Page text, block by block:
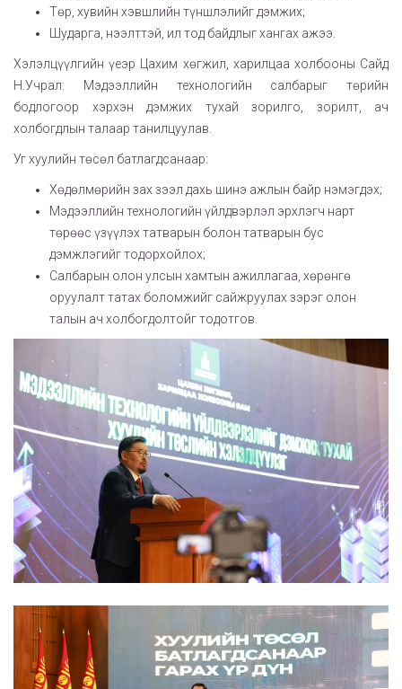
Төр, хувийн хэвшлийн түншлэлийг дэмжих;
Шударга, нээлттэй, ил тод байдлыг хангах ажээ.
Хэлэлцүүлгийн үеэр Цахим хөгжил, харилцаа холбооны Сайд
Н.Учрал: Мэдээллийн технологийн салбарыг төрийн
бодлогоор хэрхэн дэмжих тухай зорилго, зорилт, ач
холбогдлын талаар танилцуулав.
Уг хуулийн төсөл батлагдсанаар:
Хөдөлмөрийн зах зээл дахь шинэ ажлын байр нэмэгдэх;
Мэдээллийн технологийн үйлдвэрлэл эрхлэгч нарт
төрөөс үзүүлэх татварын болон татварын бус
дэмжлэгийг тодорхойлох;
Салбарын олон улсын хамтын ажиллагаа, хөрөнгө
оруулалт татах боломжийг сайжруулах зэрэг олон
талын ач холбогдолтойг тодотгов.